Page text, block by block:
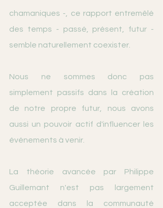
chamaniques -, ce rapport entremêlé
des temps - passé, présent, futur -
semble naturellement coexister.
Nous ne sommes donc pas
simplement passifs dans la création
de notre propre futur, nous avons
aussi un pouvoir actif d'influencer les
événements à venir.
La théorie avancée par Philippe
Guillemant n'est pas largement
acceptée dans la communauté